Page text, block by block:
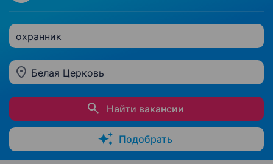
охранник
Белая Церковь
Найти вакансии
Подобрать